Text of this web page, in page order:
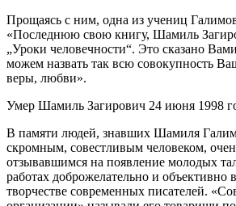
Прощаясь с ним, одна из учениц
«Последнюю свою книгу, Шамиль
„Уроки человечности“. Это сказано
можем назвать так всю совокупность
веры, любви».
Умер Шамиль Загирович 24 июня 1998
В памяти людей, знавших Шамиля
скромным, совестливым человеком,
отзывавшимся на появление молодых
работах доброжелательно и объективно
творчестве современных писателей.